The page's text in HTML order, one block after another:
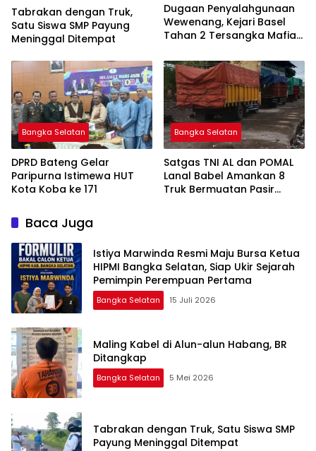
Tabrakan dengan Truk,
Satu Siswa SMP Payung
Meninggal Ditempat
Dugaan Penyalahgunaan
Wewenang, Kejari Basel
Tahan 2 Tersangka Mafia
Bangka Selatan
DPRD Bateng Gelar
Paripurna Istimewa HUT
Kota Koba ke 171
Bangka Selatan
Satgas TNI AL dan POMAL
Lanal Babel Amankan 8
Truk Bermuatan Pasir
Baca Juga
Istiya Marwinda Resmi Maju Bursa Ketua
HIPMI Bangka Selatan, Siap Ukir Sejarah
Pemimpin Perempuan Pertama
Bangka Selatan 15 Juli 2026
Maling Kabel di Alun-alun Habang, BR
Ditangkap
Bangka Selatan 5 Mei 2026
Tabrakan dengan Truk, Satu Siswa SMP
Payung Meninggal Ditempat